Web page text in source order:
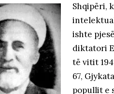
Shqipëri,
ishte
diktatori
të vitit
67,
popullit e